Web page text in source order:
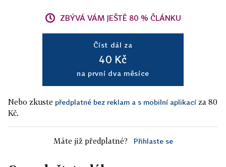
ZBÝVÁ VÁM JEŠTĚ 80 % ČLÁNKU
Číst dál za
40 Kč
na první dva měsíce
Nebo zkuste předplatné bez reklam a s mobilní aplikací za 80
Kč.
Máte již předplatné? Přihlaste se